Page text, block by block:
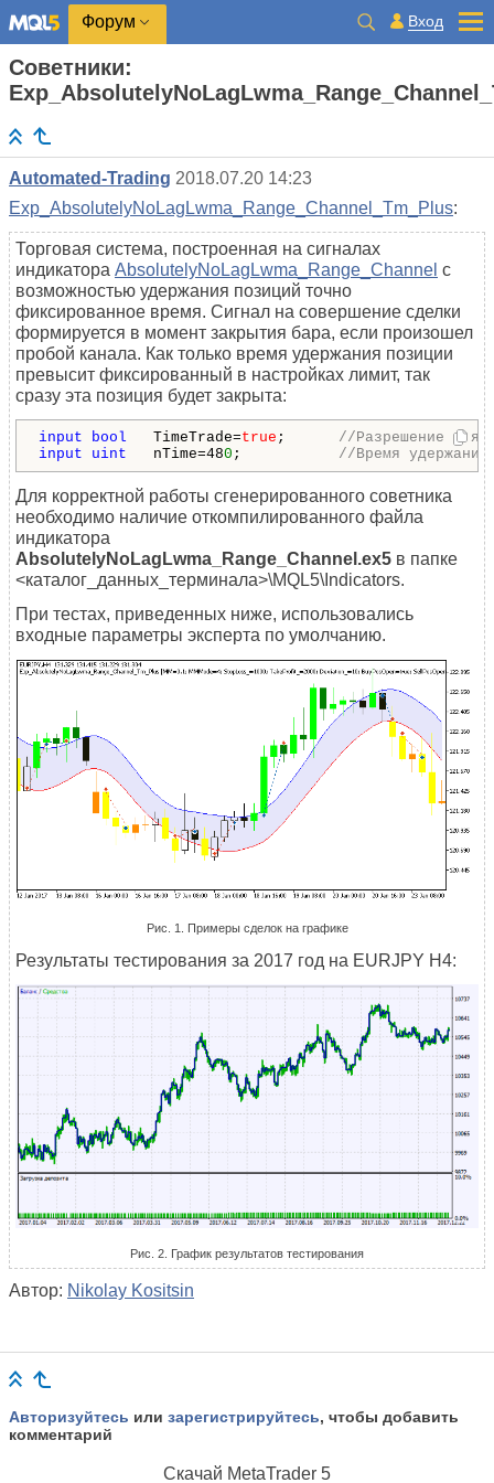
Форум Вход
Советники:
Automated-Trading 2018.07.20 14:23
Exp_AbsolutelyNoLagLwma_Range_Channel_Tm_Plus:
Торговая система, построенная на сигналах
индикатора AbsolutelyNoLagLwma_Range_Channel с
возможностью удержания позиций точно
фиксированное время. Сигнал на совершение сделки
формируется в момент закрытия бара, если произошел
пробой канала. Как только время удержания позиции
превысит фиксированный в настройках лимит, так
сразу эта позиция будет закрыта:
input bool TimeTrade=true ; //Разрешение для
input
uint nTime=480 ; //Время удержания
Для корректной работы сгенерированного советника
необходимо наличие откомпилированного файла
индикатора
AbsolutelyNoLagLwma_Range_Channel.ex5 в папке
<каталог_данных_терминала>\MQL5\Indicators.
При тестах, приведенных ниже, использовались
входные параметры эксперта по умолчанию.
Рис. 1. Примеры сделок на графике
Результаты тестирования за 2017 год на EURJPY H4:
Рис. 2. График результатов тестирования
Автор: Nikolay Kositsin
Авторизуйтесь или зарегистрируйтесь, чтобы добавить
комментарий
Скачай MetaTrader 5